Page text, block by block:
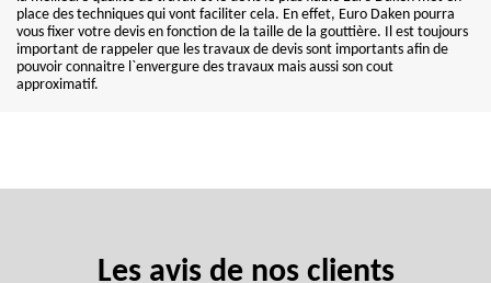
place des techniques qui vont faciliter cela. En effet, Euro Daken pourra
vous fixer votre devis en fonction de la taille de la gouttière. Il est toujours
important de rappeler que les travaux de devis sont importants afin de
pouvoir connaitre l`envergure des travaux mais aussi son cout
approximatif.
Les avis de nos clients